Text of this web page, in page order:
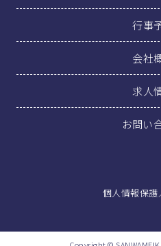
行事
会社
求人
お問い
個人情報保護